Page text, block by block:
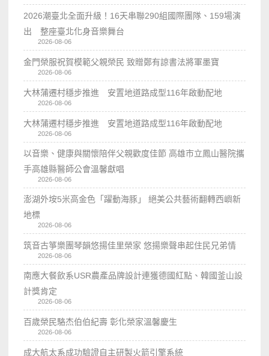
2026潮臺北全面升級！16天串聯290組國際團隊、159場演
出 整座臺北化身音樂舞台
2026-08-06
金門榮服祝賀模範父親榮民 致贈鄭有諒書法將軍墨寶
2026-08-06
大林蒲遷村穩步推進 安置地道路成型116年啟動配地
2026-08-06
大林蒲遷村穩步推進 安置地道路成型116年啟動配地
2026-08-06
以音樂、健康與關懷陪伴父親歡度佳節 高雄市立鳳山醫院攜
手高雄縣醫師公會溫馨獻唱
2026-08-06
澎湖外垵5米高金色「躍動海豚」 絕美公共藝術翻轉西嶼新
地標
2026-08-06
筑音古箏樂團琴韻悠揚佳里榮家 悠揚樂聲串起住民兄弟情
2026-08-06
南應大餐飲系USR農產品牌設計連獲德國紅點、韓國釜山設
計獎肯定
2026-08-06
百歲榮民駱杰伯伯紀壽 彰化榮家溫馨慶生
2026-08-06
成大航太系成功驗證自主研製火箭引擎系統